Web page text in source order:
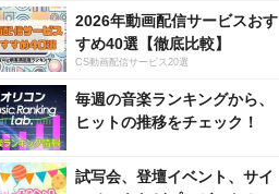
2026年動画配信サービスおす
すめ40選【徹底比較】
CS動画配信サービス20選
毎週の音楽ランキングから、
ヒットの推移をチェック！
試写会、登壇イベント、サイ